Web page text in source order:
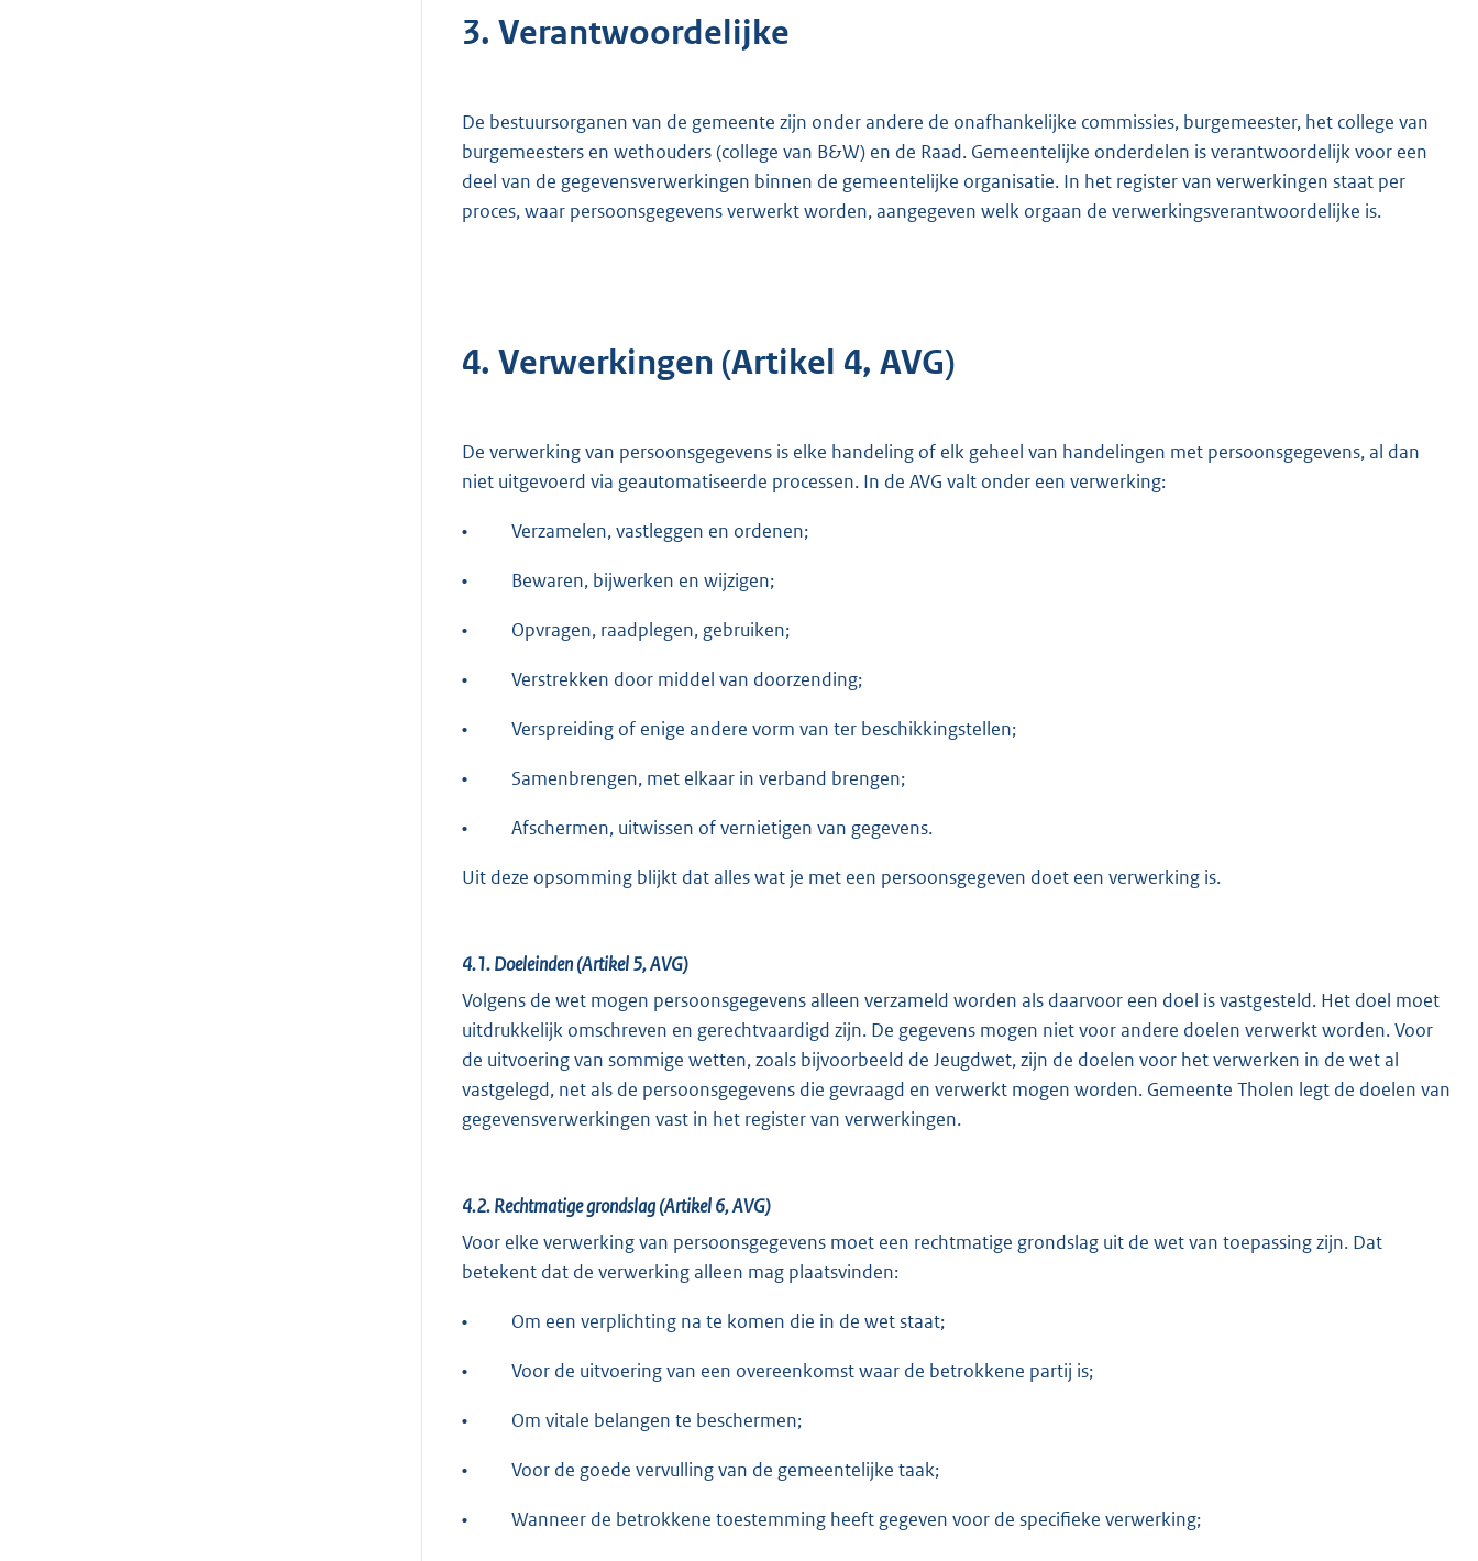
3. Verantwoordelijke
De bestuursorganen van de gemeente zijn onder andere de onafhankelijke commissies, burgemeester, het college van
burgemeesters en wethouders (college van B&W) en de Raad. Gemeentelijke onderdelen is verantwoordelijk voor een
deel van de gegevensverwerkingen binnen de gemeentelijke organisatie. In het register van verwerkingen staat per
proces, waar persoonsgegevens verwerkt worden, aangegeven welk orgaan de verwerkingsverantwoordelijke is.
4. Verwerkingen (Artikel 4, AVG)
De verwerking van persoonsgegevens is elke handeling of elk geheel van handelingen met persoonsgegevens, al dan
niet uitgevoerd via geautomatiseerde processen. In de AVG valt onder een verwerking:
• Verzamelen, vastleggen en ordenen;
• Bewaren, bijwerken en wijzigen;
• Opvragen, raadplegen, gebruiken;
• Verstrekken door middel van doorzending;
• Verspreiding of enige andere vorm van ter beschikkingstellen;
• Samenbrengen, met elkaar in verband brengen;
• Afschermen, uitwissen of vernietigen van gegevens.
Uit deze opsomming blijkt dat alles wat je met een persoonsgegeven doet een verwerking is.
4.1.Doeleinden (Artikel 5, AVG)
Volgens de wet mogen persoonsgegevens alleen verzameld worden als daarvoor een doel is vastgesteld. Het doel moet
uitdrukkelijk omschreven en gerechtvaardigd zijn. De gegevens mogen niet voor andere doelen verwerkt worden. Voor
de uitvoering van sommige wetten, zoals bijvoorbeeld de Jeugdwet, zijn de doelen voor het verwerken in de wet al
vastgelegd, net als de persoonsgegevens die gevraagd en verwerkt mogen worden. Gemeente Tholen legt de doelen van
gegevensverwerkingen vast in het register van verwerkingen.
4.2.Rechtmatige grondslag (Artikel 6, AVG)
Voor elke verwerking van persoonsgegevens moet een rechtmatige grondslag uit de wet van toepassing zijn. Dat
betekent dat de verwerking alleen mag plaatsvinden:
• Om een verplichting na te komen die in de wet staat;
• Voor de uitvoering van een overeenkomst waar de betrokkene partij is;
• Om vitale belangen te beschermen;
• Voor de goede vervulling van de gemeentelijke taak;
• Wanneer de betrokkene toestemming heeft gegeven voor de specifieke verwerking;